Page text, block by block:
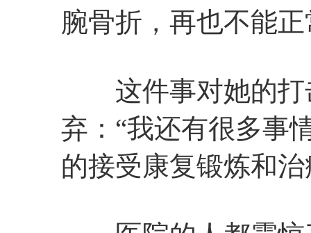
腕骨折，再也不能
这件事对她的打
弃：“我还有很多事
的接受康复锻炼和